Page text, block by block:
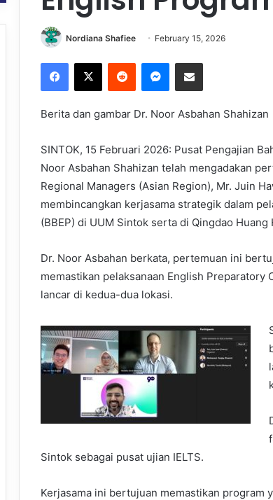
Nordiana Shafiee February 15, 2026
Berita dan gambar Dr. Noor Asbahan Shahizan
SINTOK, 15 Februari 2026: Pusat Pengajian
Noor Asbahan Shahizan telah mengadakan
Regional Managers (Asian Region), Mr. Juin
membincangkan kerjasama strategik dalam
(BBEP) di UUM Sintok serta di Qingdao
Dr. Noor Asbahan berkata, pertemuan ini
memastikan pelaksanaan English Preparatory
lancar di kedua-dua lokasi.
Sintok sebagai pusat ujian IELTS.
Kerjasama ini bertujuan memastikan program